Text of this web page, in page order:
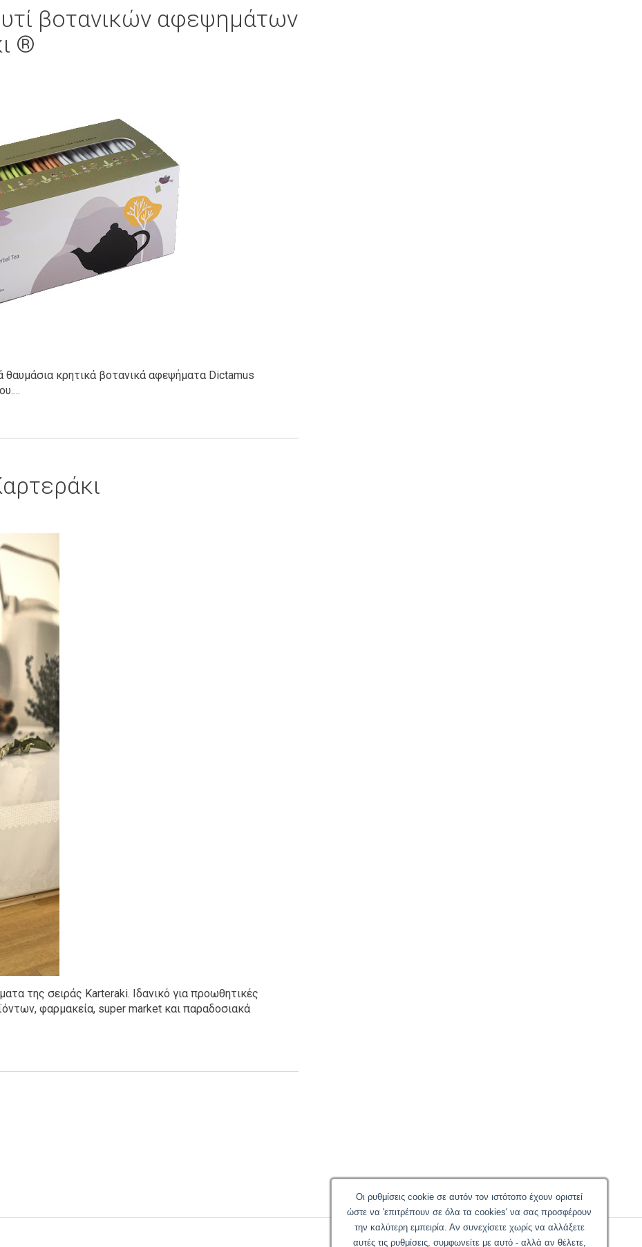
βοτανικών αφεψημάτων
®
κρητικά βοτανικά αφεψήματα Dictamus
της σειράς Karteraki. Ιδανικό για προωθητικές
φαρμακεία, super market και παραδοσιακά
Οι ρυθμίσεις cookie σε αυτόν τον ιστότοπο έχουν οριστεί
ώστε να 'επιτρέπουν σε όλα τα cookies' να σας προσφέρουν
την καλύτερη εμπειρία. Αν συνεχίσετε χωρίς να αλλάξετε
αυτές τις ρυθμίσεις, συμφωνείτε με αυτό - αλλά αν θέλετε,